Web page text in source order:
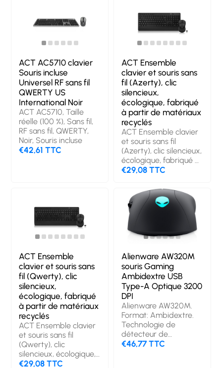
ACT AC5710 clavier
Souris incluse
Universel RF sans fil
QWERTY US
International Noir
ACT AC5710, Taille
réelle (100 %), Sans fil,
RF sans fil, QWERTY,
Noir, Souris incluse
€42,61 TTC
ACT Ensemble
clavier et souris sans
fil (Azerty), clic
silencieux,
écologique, fabriqué
à partir de matériaux
recyclés
ACT Ensemble clavier
et souris sans fil
(Azerty), clic silencieux,
écologique, fabriqué à
partir de matériaux
forme du clavier: Taille
réelle (100 %),
Technologie de
connectivité: Sans fil,
Interface de l'appareil:
RF sans fil, Disposition
AZERTY, Utilisation
recommandée:
Universel. Couleur du
produit: Noir. Souris
incluse
€29,08 TTC
ACT Ensemble
clavier et souris sans
fil (Qwerty), clic
silencieux,
écologique, fabriqué
à partir de matériaux
recyclés
ACT Ensemble clavier
et souris sans fil
(Qwerty), clic
silencieux, écologique,
fabriqué à partir de
€29,08 TTC
Alienware AW320M
souris Gaming
Ambidextre USB
Type-A Optique 3200
DPI
Alienware AW320M.
Format: Ambidextre.
Technologie de
détecteur de
mouvement: Optique,
€46,77 TTC